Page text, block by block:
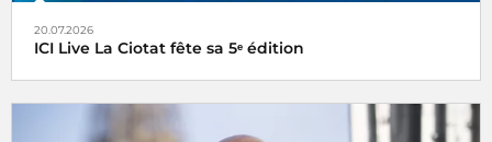
20.07.2026
ICI Live La Ciotat fête sa 5ᵉ édition